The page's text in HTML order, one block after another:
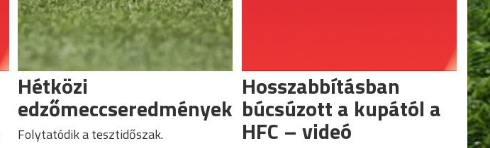
Hétközi
edzőmeccseredmények
Folytatódik a tesztidőszak.
Hosszabbításban
búcsúzott a kupától a
HFC – videó